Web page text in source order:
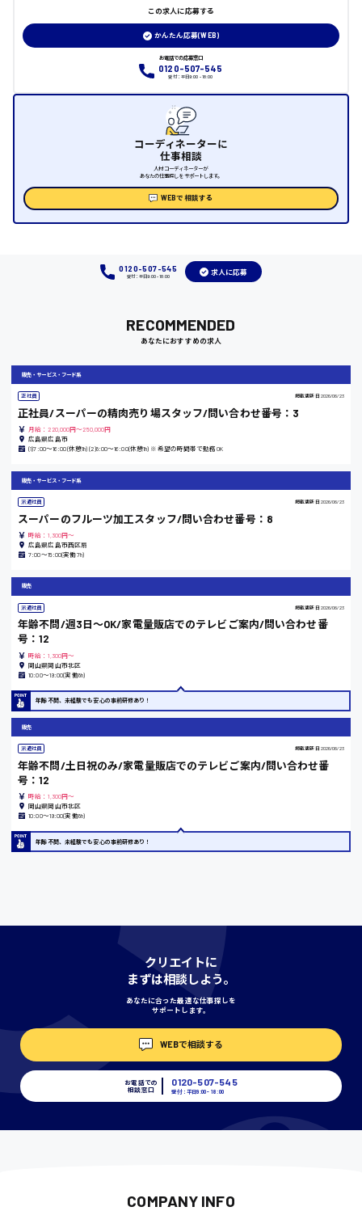
大竹市
三次市
岡山県
大阪府
竹原市
熊本県
香川県
愛知県
埼玉県
千葉県
時給1100円～
時給1300円〜
時給1200円〜
時給1100円〜
時給1400円〜
この求人に応募する
かんたん応募(WEB)
お電話での応募窓口
0120-507-545
受付：平日9:00 - 18:00
コーディネーターに
仕事相談
人材コーディネーターが
あなたの仕事探しをサポートします。
WEBで相談する
0120-507-545
受付：平日9:00 - 18:00
求人に応募
RECOMMENDED
あなたにおすすめの求人
販売・サービス・フード系
正社員 掲載更新日 2026/06/23
正社員/スーパーの精肉売り場スタッフ/問い合わせ番号：3
月給：220,000円～250,000円
広島県広島市
(1)7:00〜16:00(休憩1h) (2)8:00〜16:00(休憩1h) ※希望の時間帯で勤務OK
販売・サービス・フード系
派遣社員 掲載更新日 2026/06/23
スーパーのフルーツ加工スタッフ/問い合わせ番号：8
時給：1,300円～
広島県広島市西区扇
7:00〜15:00(実働7h)
販売
派遣社員 掲載更新日 2026/06/23
年齢不問/週3日〜OK/家電量販店でのテレビご案内/問い合わせ番
号：12
時給：1,300円～
岡山県岡山市北区
10:00〜19:00(実働8h)
年齢不問、未経験でも安心の事前研修あり！
販売
派遣社員 掲載更新日 2026/06/23
年齢不問/土日祝のみ/家電量販店でのテレビご案内/問い合わせ番
号：12
時給：1,300円～
岡山県岡山市北区
10:00〜19:00(実働8h)
年齢不問、未経験でも安心の事前研修あり！
クリエイトに
まずは相談しよう。
あなたに合った最適な仕事探しを
サポートします。
WEBで相談する
お電話での
相談窓口
0120-507-545
受付：平日9:00 - 18:00
COMPANY INFO